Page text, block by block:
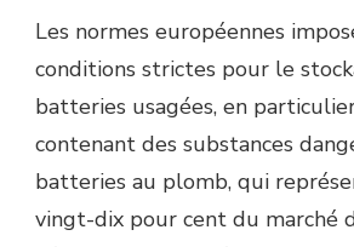
Les normes européennes
conditions strictes pour le
batteries usagées, en
contenant des substances
batteries au plomb, qui
vingt-dix pour cent du marché